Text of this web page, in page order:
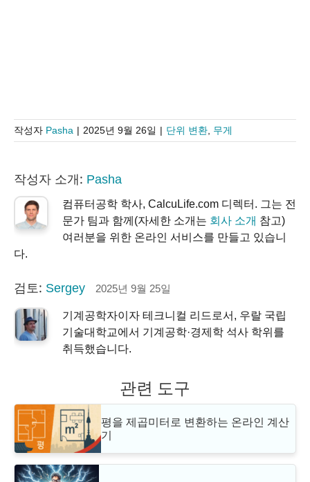
작성자 Pasha | 2025년 9월 26일 | 단위 변환 무게
작성자 소개: Pasha
컴퓨터공학 학사, CalcuLife.com 디렉터. 그는 전
문가 팀과 함께(자세한 소개는 회사 소개 참고)
여러분을 위한 온라인 서비스를 만들고 있습니
다.
검토: Sergey 2025년 9월 25일
기계공학자이자 테크니컬 리드로서, 우랄 국립
기술대학교에서 기계공학·경제학 석사 학위를
취득했습니다.
관련 도구
평을 제곱미터로 변환하는 온라인 계산
기